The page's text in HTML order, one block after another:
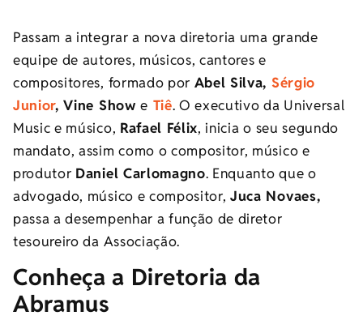
Passam a integrar a nova diretoria uma grande
equipe de autores, músicos, cantores e
compositores, formado por Abel Silva, Sérgio
Junior, Vine Showe Tiê. O executivo da Universal
Music e músico, Rafael Félix, inicia o seu segundo
mandato, assim como o compositor, músico e
produtor Daniel Carlomagno. Enquanto que o
advogado, músico e compositor,Juca Novaes,
passa a desempenhar a função de diretor
tesoureiro da Associação.
Conheça a Diretoria da
Abramus